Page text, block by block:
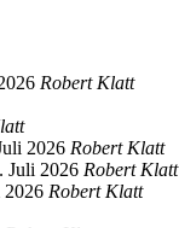
Robert Klatt
2026 Robert Klatt
Juli 2026 Robert Klatt
2026 Robert Klatt